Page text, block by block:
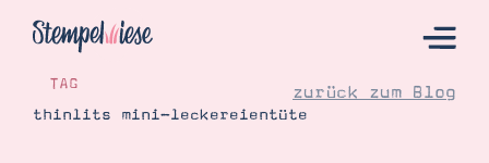
TAG
thinlits mini-leckereientüte
zurück zum Blog